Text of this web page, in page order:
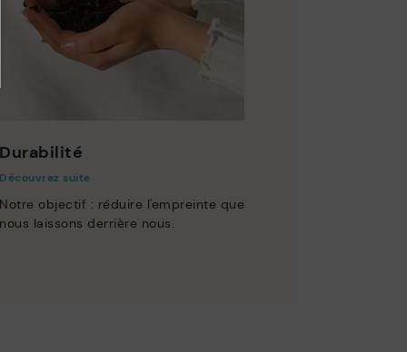
Durabilité
Découvrez suite
Notre objectif : réduire l'empreinte que
nous laissons derrière nous.